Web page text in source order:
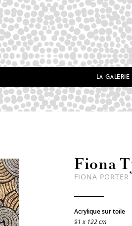
la galerie
Fiona
FIONA
Acrylique sur toile
91 x 122 cm